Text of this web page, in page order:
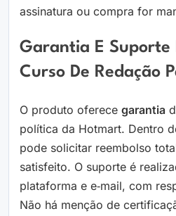
assinatura ou compra for
Garantia E Suporte
Curso De Redação
O produto oferece garantia
política da Hotmart. Dentro
pode solicitar reembolso
satisfeito. O suporte é
plataforma e e‑mail, com
Não há menção de